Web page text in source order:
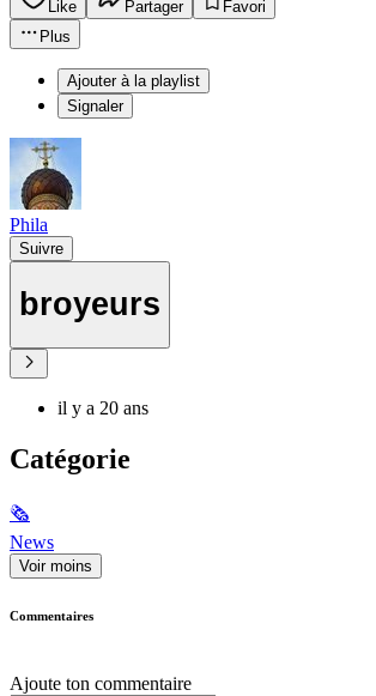
Like Partager
Favori
Plus
Ajouter à la playlist
Signaler
Phila
Suivre
broyeurs
il y a 20 ans
Catégorie
🗞
News
Voir moins
Commentaires
Ajoute ton commentaire